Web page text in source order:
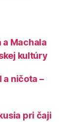
Machala
kultúry
a ničota –
pri čaji